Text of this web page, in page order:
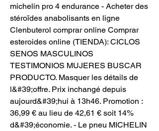
michelin pro 4 endurance - Acheter des
stéroïdes anabolisants en ligne
Clenbuterol comprar online Comprar
esteroides online (TIENDA): CICLOS
SENOS MASCULINOS
TESTIMONIOS MUJERES BUSCAR
PRODUCTO. Masquer les détails de
l&#39;offre. Prix inchangé depuis
aujourd&#39;hui à 13h46. Promotion :
36,99 € au lieu de 42,61 € soit 14%
d&#39;économie. - Le pneu MICHELIN